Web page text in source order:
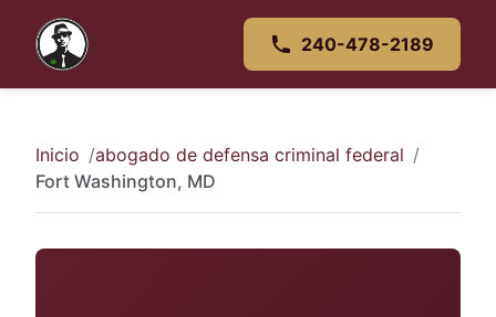
240-478-2189
Inicio
abogado de defensa criminal federal
Fort Washington, MD